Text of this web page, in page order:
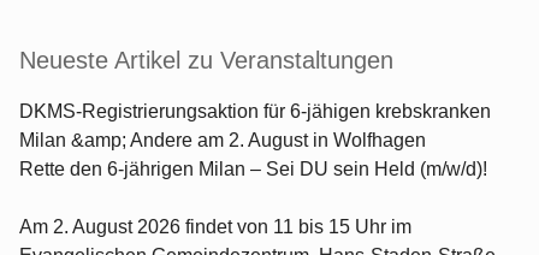
Neueste Artikel zu Veranstaltungen
DKMS-Registrierungsaktion für 6-jähigen krebskranken
Milan &amp; Andere am 2. August in Wolfhagen
Rette den 6-jährigen Milan – Sei DU sein Held (m/w/d)!
Am 2. August 2026 findet von 11 bis 15 Uhr im